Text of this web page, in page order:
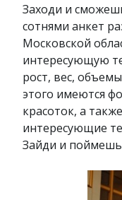
Заходи и
сотнями анкет
Московской
интересующую
рост, вес,
этого имеются
красоток, а
интересующие
Зайди и поймешь